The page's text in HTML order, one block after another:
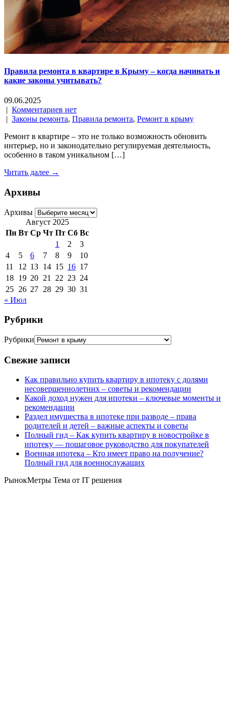
Правила ремонта в квартире в Крыму – когда начинать и
какие законы учитывать?
09.06.2025
| Комментариев нет
| Законы ремонта, Правила ремонта, Ремонт в крыму
Ремонт в квартире – это не только возможность обновить
интерьер, но и законодательно регулируемая деятельность,
особенно в таком уникальном […]
Читать далее →
Архивы
Архивы
Август 2025
Пн Вт Ср Чт Пт Сб Вс
1
2
3
4
5 6 7 8 9
10
11
12 13 14 15 16 17
18 19 20 21 22 23 24
25 26 27 28 29 30 31
« Июл
Рубрики
Рубрики
Свежие записи
Как правильно купить квартиру в ипотеку с долями
несовершеннолетних – советы и рекомендации
Какой доход нужен для ипотеки – ключевые моменты и
рекомендации
Раздел имущества в ипотеке при разводе – права
родителей и детей – важные аспекты и советы
Полный гид – Как купить квартиру в новостройке в
ипотеку — пошаговое руководство для покупателей
Военная ипотека – Кто имеет право на получение?
Полный гид для военнослужащих
РынокМетры Тема от IT решения